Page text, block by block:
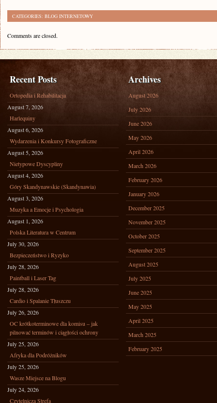
CATEGORIES: BLOG INTERNETOWY
Comments are closed.
Recent Posts
Ortopedia i Rehabilitacja
August 7, 2026
Harlequiny
August 6, 2026
Wydarzenia i Konkursy Fotograficzne
August 5, 2026
Nietypowe Dyscypliny
August 4, 2026
Góry Skandynawskie (Skandynawia)
August 3, 2026
Muzyka a Emocje i Psychologia
August 1, 2026
Polska Literatura w Centrum
July 30, 2026
Bezpieczeństwo i Ryzyko
July 28, 2026
Paintball i Laser Tag
July 28, 2026
Cardio i Spalanie Tłuszczu
July 26, 2026
OC krótkoterminowe dla komisu – jak
pilnować terminów i ciągłości ochrony
July 25, 2026
Afryka dla Podróżników
July 25, 2026
Wasze Miejsce na Blogu
July 24, 2026
Czytelnicza Strefa
Archives
August 2026
July 2026
June 2026
May 2026
April 2026
March 2026
February 2026
January 2026
December 2025
November 2025
October 2025
September 2025
August 2025
July 2025
June 2025
May 2025
April 2025
March 2025
February 2025